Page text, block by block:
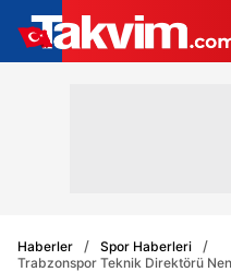
Haberler
Spor Haberleri
Trabzonspor Teknik Direktörü